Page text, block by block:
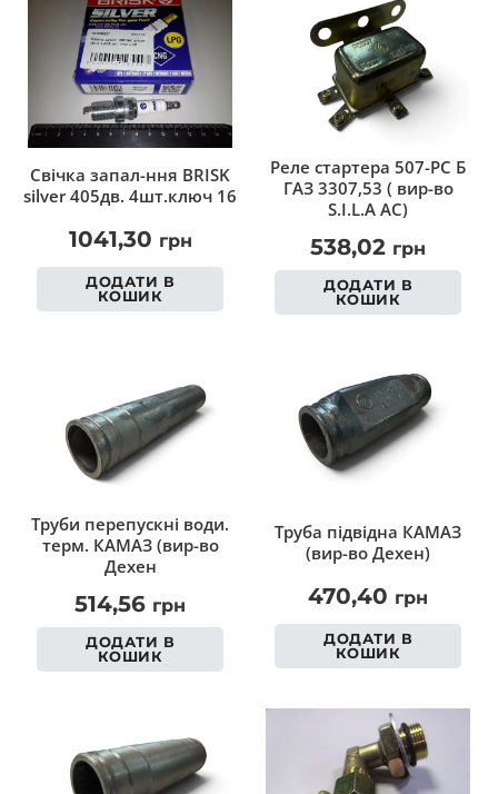
Свічка запал-ння BRISK
silver 405дв. 4шт.ключ 16
1041,30 грн
ДОДАТИ В
КОШИК
Реле стартера 507-РС Б
ГАЗ 3307,53 ( вир-во
S.I.L.A AC)
538,02 грн
ДОДАТИ В
КОШИК
Труби перепускні води.
терм. КАМАЗ (вир-во
Дехен
514,56 грн
ДОДАТИ В
КОШИК
Труба підвідна КАМАЗ
(вир-во Дехен)
470,40 грн
ДОДАТИ В
КОШИК